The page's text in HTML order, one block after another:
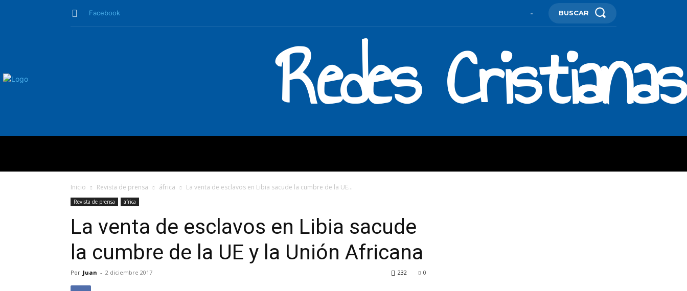
Facebook - BUSCAR
Redes Cristianas
Inicio Revista de prensa áfrica La venta de esclavos en Libia sacude la cumbre de la UE...
Revista de prensa áfrica
La venta de esclavos en Libia sacude
la cumbre de la UE y la Unión Africana
Por Juan - 2 diciembre 2017 0
232